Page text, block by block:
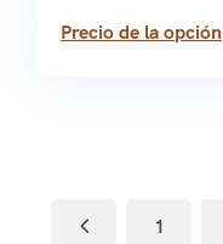
Precio de la opción
1